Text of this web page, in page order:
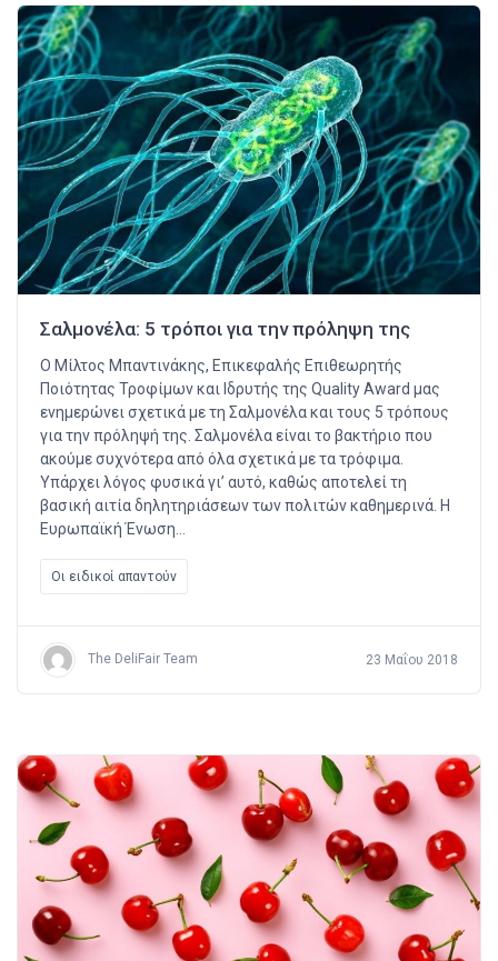
Σαλμονέλα: 5 τρόποι για την πρόληψη της
Ο Μίλτος Μπαντινάκης, Επικεφαλής Επιθεωρητής
Ποιότητας Τροφίμων και Ιδρυτής της Quality Award μας
ενημερώνει σχετικά με τη Σαλμονέλα και τους 5 τρόπους
για την πρόληψή της. Σαλμονέλα είναι το βακτήριο που
ακούμε συχνότερα από όλα σχετικά με τα τρόφιμα.
Υπάρχει λόγος φυσικά γι’ αυτό, καθώς αποτελεί τη
βασική αιτία δηλητηριάσεων των πολιτών καθημερινά. Η
Ευρωπαϊκή Ένωση…
Οι ειδικοί απαντούν
The DeliFair Team 23 Μαΐου 2018